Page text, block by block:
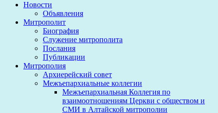
Новости
Объявления
Митрополит
Биография
Служение митрополита
Послания
Публикации
Митрополия
Архиерейский совет
Межъепархиальные коллегии
Межъепархиальная Коллегия по
взаимоотношениям Церкви с обществом и
СМИ в Алтайской митрополии